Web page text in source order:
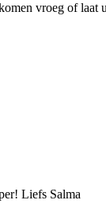
vroeg of laat
Liefs Salma